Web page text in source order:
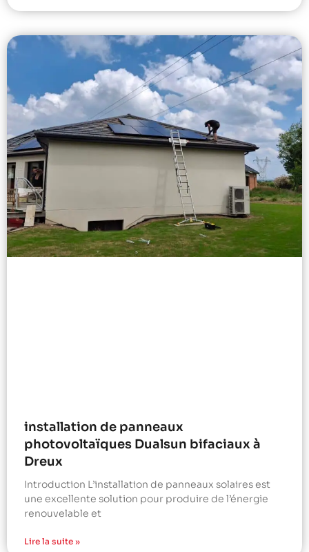
installation de panneaux
photovoltaïques Dualsun bifaciaux à
Dreux
Introduction L’installation de panneaux solaires est
une excellente solution pour produire de l’énergie
renouvelable et
Lire la suite »